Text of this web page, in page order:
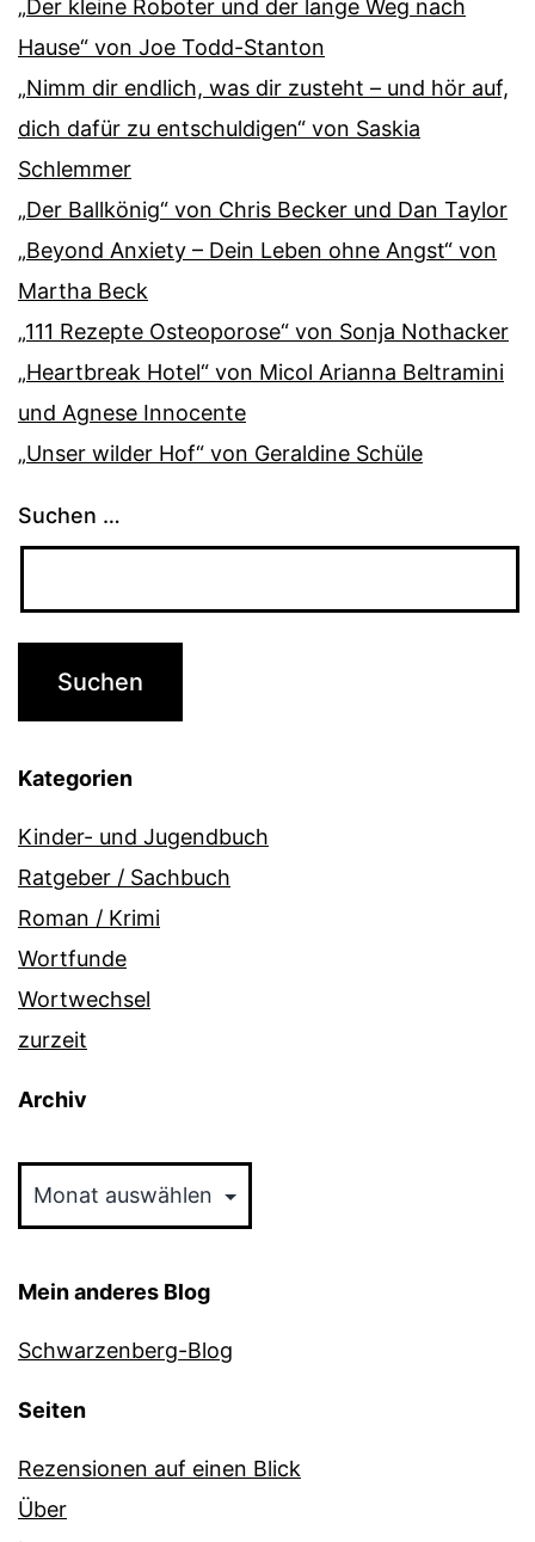
„Der kleine Roboter und der lange Weg nach
Hause“ von Joe Todd-Stanton
„Nimm dir endlich, was dir zusteht – und hör auf,
dich dafür zu entschuldigen“ von Saskia
Schlemmer
„Der Ballkönig“ von Chris Becker und Dan Taylor
„Beyond Anxiety – Dein Leben ohne Angst“ von
Martha Beck
„111 Rezepte Osteoporose“ von Sonja Nothacker
„Heartbreak Hotel“ von Micol Arianna Beltramini
und Agnese Innocente
„Unser wilder Hof“ von Geraldine Schüle
Suchen …
Kategorien
Kinder- und Jugendbuch
Ratgeber / Sachbuch
Roman / Krimi
Wortfunde
Wortwechsel
zurzeit
Archiv
Mein anderes Blog
Schwarzenberg-Blog
Seiten
Rezensionen auf einen Blick
Über